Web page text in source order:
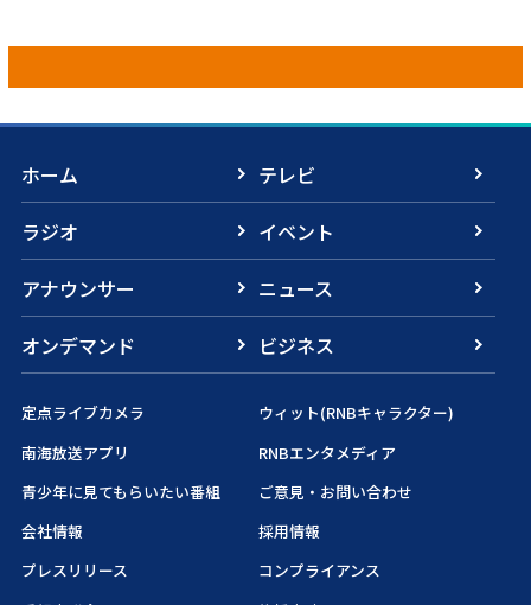
ホーム
テレビ
ラジオ
イベント
アナウンサー
ニュース
オンデマンド
ビジネス
定点ライブカメラ
ウィット(RNBキャラクター)
南海放送アプリ
RNBエンタメディア
青少年に見てもらいたい番組
ご意見・お問い合わせ
会社情報
採用情報
プレスリリース
コンプライアンス